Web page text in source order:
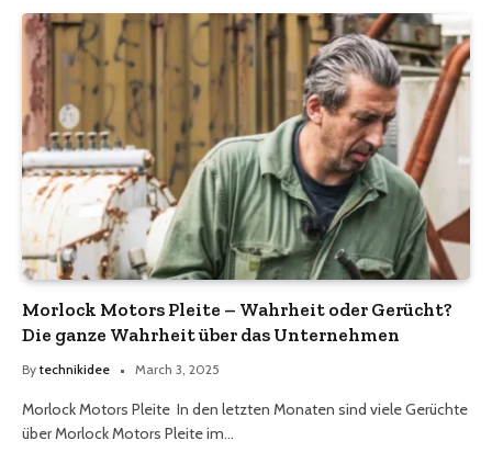
Morlock Motors Pleite – Wahrheit oder Gerücht?
Die ganze Wahrheit über das Unternehmen
By technikidee March 3, 2025
Morlock Motors Pleite In den letzten Monaten sind viele Gerüchte
über Morlock Motors Pleite im…